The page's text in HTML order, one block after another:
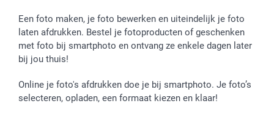
Een foto maken, je foto bewerken en uiteindelijk je foto
laten afdrukken. Bestel je fotoproducten of geschenken
met foto bij smartphoto en ontvang ze enkele dagen later
bij jou thuis!
Online je foto's afdrukken doe je bij smartphoto. Je foto’s
selecteren, opladen, een formaat kiezen en klaar!